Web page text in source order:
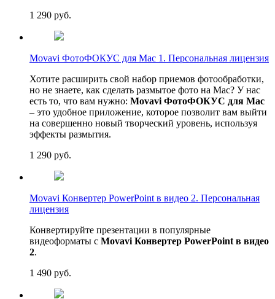
1 290 руб.
Movavi ФотоФОКУС для Mac 1. Персональная лицензия
Хотите расширить свой набор приемов фотообработки,
но не знаете, как сделать размытое фото на Mac? У нас
есть то, что вам нужно: Movavi ФотоФОКУС для Mac
– это удобное приложение, которое позволит вам выйти
на совершенно новый творческий уровень, используя
эффекты размытия.
1 290 руб.
Movavi Конвертер PowerPoint в видео 2. Персональная
лицензия
Конвертируйте презентации в популярные
видеоформаты с Movavi Конвертер PowerPoint в видео
2.
1 490 руб.